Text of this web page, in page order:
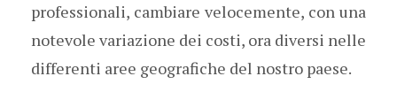
professionali, cambiare velocemente, con una
notevole variazione dei costi, ora diversi nelle
differenti aree geografiche del nostro paese.